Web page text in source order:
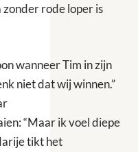
rode loper is
wanneer Tim in zijn
niet dat wij winnen.”
“Maar ik voel diepe
tikt het